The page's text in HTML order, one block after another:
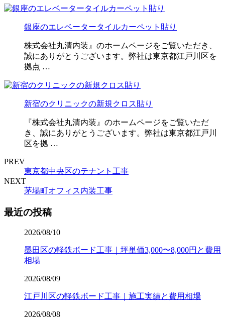
銀座のエレベータータイルカーペット貼り
株式会社丸清内装』のホームページをご覧いただき、
誠にありがとうございます。弊社は東京都江戸川区を
拠点 …
新宿のクリニックの新規クロス貼り
『株式会社丸清内装』のホームページをご覧いただ
き、誠にありがとうございます。弊社は東京都江戸川
区を拠 …
PREV
東京都中央区のテナント工事
NEXT
茅場町オフィス内装工事
最近の投稿
2026/08/10
墨田区の軽鉄ボード工事｜坪単価3,000〜8,000円と費用
相場
2026/08/09
江戸川区の軽鉄ボード工事｜施工実績と費用相場
2026/08/08